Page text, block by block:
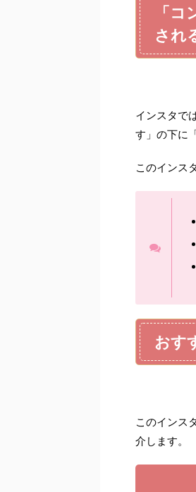
「
され
インスタで
す」の下に
このインス
おす
このインス
介します。